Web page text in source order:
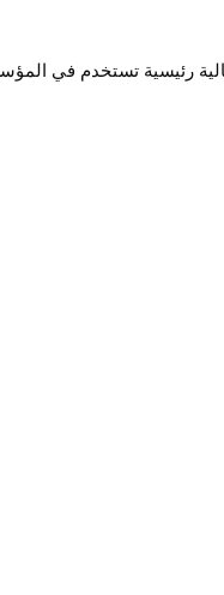
مالية رئيسية تستخدم في